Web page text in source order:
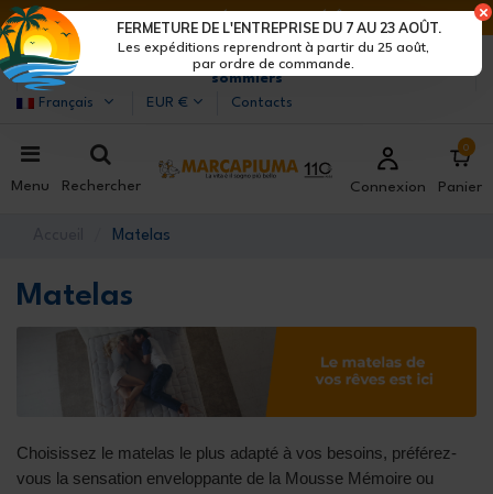
Marcapiuma| Fabricants de matelas, oreillers et
sommiers
Français
EUR € Contacts
Menu Rechercher Connexion
0
Panier
Matelas
Matelas
Choisissez le matelas le plus adapté à vos besoins, préférez-
vous la sensation enveloppante de la Mousse Mémoire ou
Les expéditions reprendront à partir du 25 août,
par ordre de commande.
FERMETURE DE L'ENTREPRISE DU 7 AU 23 AOÛT.